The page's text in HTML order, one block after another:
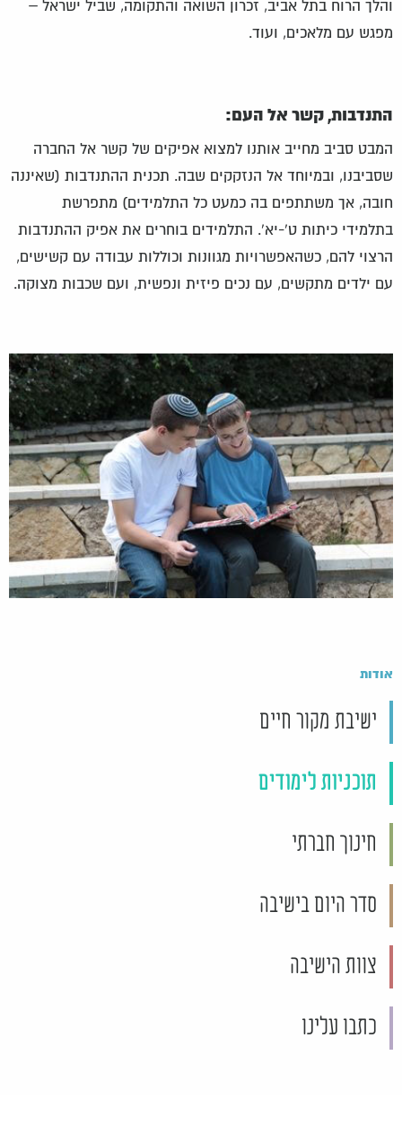
והלך הרוח בתל אביב, זכרון השואה והתקומה, שביל ישראל –
מפגש עם מלאכים, ועוד.
התנדבות, קשר אל העם:
המבט סביב מחייב אותנו למצוא אפיקים של קשר אל החברה
שסביבנו, ובמיוחד אל הנזקקים שבה. תכנית ההתנדבות (שאיננה
חובה, אך משתתפים בה כמעט כל התלמידים) מתפרשת
בתלמידי כיתות ט'-יא'. התלמידים בוחרים את אפיק ההתנדבות
הרצוי להם, כשהאפשרויות מגוונות וכוללות עבודה עם קשישים,
עם ילדים מתקשים, עם נכים פיזית ונפשית, ועם שכבות מצוקה.
אודות
ישיבת מקור חיים
תוכניות לימודים
חינוך חברתי
סדר היום בישיבה
צוות הישיבה
כתבו עלינו